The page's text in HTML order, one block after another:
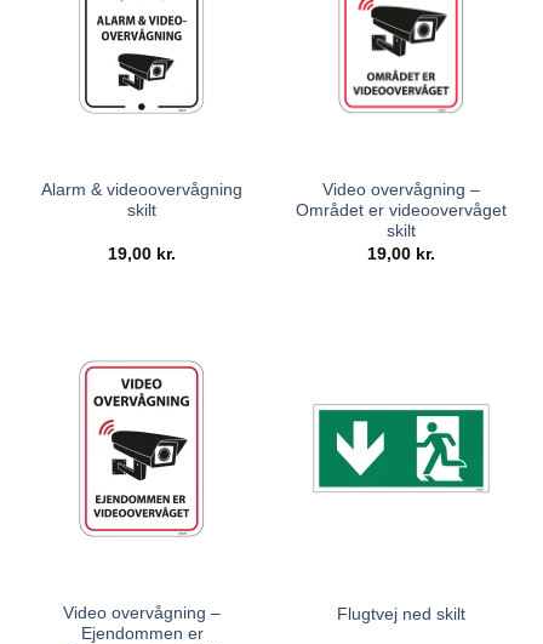
Alarm & videoovervågning
skilt
19,00 kr.
Video overvågning –
Området er videoovervåget
skilt
19,00 kr.
Video overvågning –
Ejendommen er
Flugtvej ned skilt